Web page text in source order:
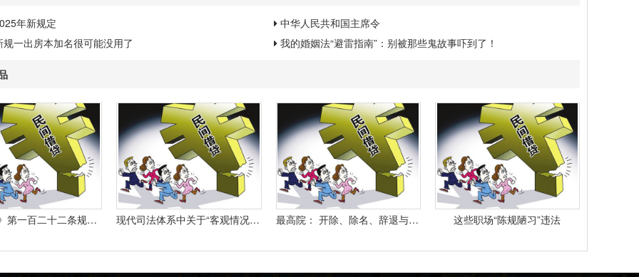
年新规定
中华人民共和国主席令
规一出房本加名很可能没用了
我的婚姻法“避雷指南”：别被那些鬼故事吓到了！
《合同法》第一百二十二条规定：“因当事人一方的违约行为侵害对方人身、财产权益的受损害方有权选择依照本法要求其承担违约责任或者依照其他法律要求其承担侵权责任。 现代司法体系中关于“客观情况出现重大变化”的法律规定有哪些 最高院： 开除、除名、辞退与解除劳动合同之间有什么区别？ 这些职场“陈规陋习”违法